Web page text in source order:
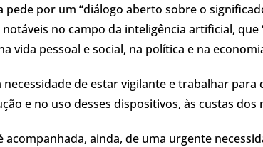
pede por um “diálogo aberto sobre o
no campo da inteligência artificial,
vida pessoal e social, na política e na
necessidade de estar vigilante e trabalhar
e no uso desses dispositivos, às custas
acompanhada, ainda, de uma urgente